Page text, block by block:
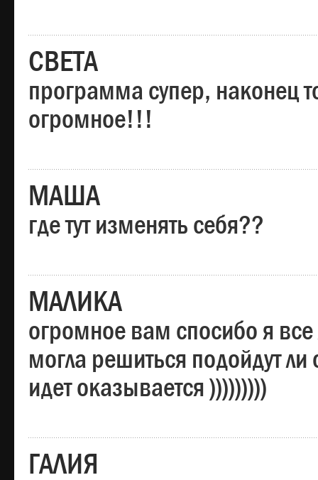
СВЕТА
программа супер, наконец
огромное!!!
МАША
где тут изменять себя??
МАЛИКА
огромное вам спосибо я
могла решиться подойдут ли
идет оказывается )))))))))
ГАЛИЯ